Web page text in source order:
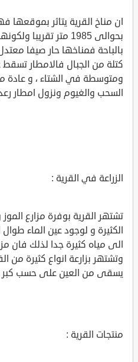
ان مناخ القرية يتاثر
بحوالى 1985 متر
بالباحة فمناخها حار صيفا
كتلة من الجبال فالامطار
ومتوسطة في الشتاء ، و عادة
السحب والغيوم ونزول امطار
الزراعة في القرية :
تشتهر القرية بوفرة مزارع
الكثيرة و لوجود عين الماء
الى مياه كثيرة جدا لذلك فان
وتشتهر بزارعة انواع كثيرة من
يسقى من العين على حسب كبر
منتجات القرية :